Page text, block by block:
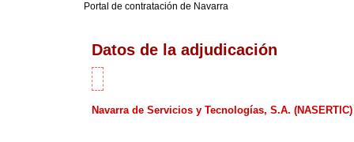
Portal de contratación de Navarra
Datos de la adjudicación
Navarra de Servicios y Tecnologías, S.A. (NASERTIC)